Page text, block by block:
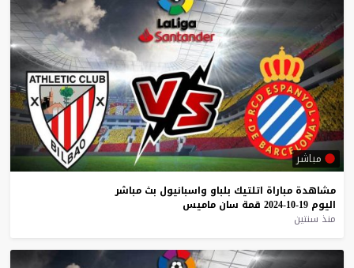
مباشر
مشاهدة مباراة اتلتيك بلباو واسبانيول بث مباشر
اليوم 19-10-2024 قمة سان ماميس
منذ سنتين